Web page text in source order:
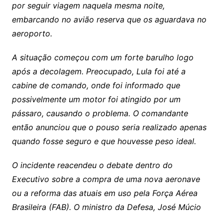
por seguir viagem naquela mesma noite,
embarcando no avião reserva que os aguardava no
aeroporto.
A situação começou com um forte barulho logo
após a decolagem. Preocupado, Lula foi até a
cabine de comando, onde foi informado que
possivelmente um motor foi atingido por um
pássaro, causando o problema. O comandante
então anunciou que o pouso seria realizado apenas
quando fosse seguro e que houvesse peso ideal.
O incidente reacendeu o debate dentro do
Executivo sobre a compra de uma nova aeronave
ou a reforma das atuais em uso pela Força Aérea
Brasileira (FAB). O ministro da Defesa, José Múcio